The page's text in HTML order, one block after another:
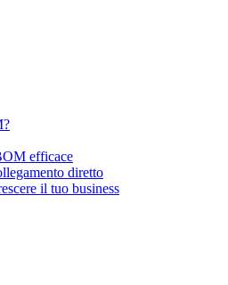
efficace
diretto
il tuo business